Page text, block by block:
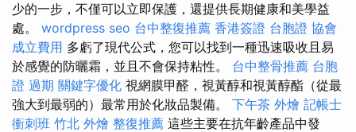
少的一步，不僅可以立即保護，還提供長期健康和美學益
處。 wordpress seo 台中整復推薦 香港簽證 台胞證 協會
成立費用 多虧了現代公式，您可以找到一種迅速吸收且易
於感覺的防曬霜，並且不會保持粘性。 台中整骨推薦 台胞
證 過期 關鍵字優化 視網膜甲醛，視黃醇和視黃醇酯（從最
強大到最弱的）最常用於化妝品製備。 下午茶 外燴 記帳士
衝刺班 竹北 外燴 整復推薦 這些主要在抗年齡產品中發